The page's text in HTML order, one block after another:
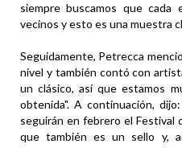
siempre buscamos que
vecinos y esto es una muestra
Seguidamente, Petrecca
nivel y también contó con
un clásico, así que estamos
obtenida". A continuación,
seguirán en febrero el Festival
que también es un sello y,